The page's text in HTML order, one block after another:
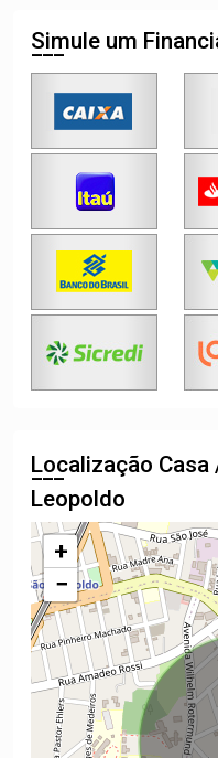
Simule um
Localização Casa
Leopoldo
+
−